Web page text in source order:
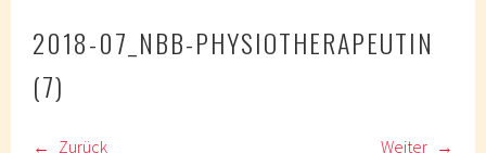
2018-07_NBB-PHYSIOTHERAPEUTIN
(7)
Zurück Weiter